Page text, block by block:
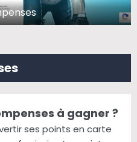
à gagner ?
ses points en carte